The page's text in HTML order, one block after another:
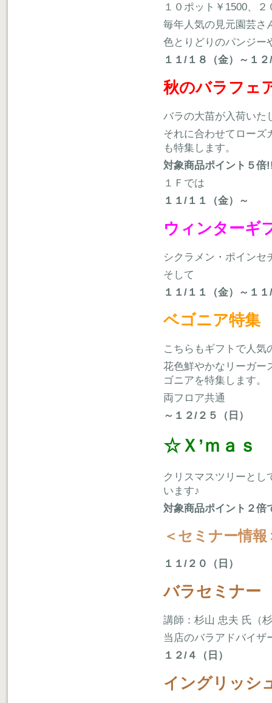
１０ポット￥1500、
毎年人気の見元園芸
色とりどりのパンジー
１１/１８（金）～１
秋のバラフェ
バラの大苗が入荷いた
それに合わせてローズ
も特集します。
対象商品ポイント５倍
１Ｆでは
１１/１１（金）～
ウィンターギ
シクラメン・ポインセ
そして
１１/１１（金）～１
ベゴニア特集
こちらもギフトで人気
花色鮮やかなリーガー
ゴニアを特集します。
両フロア共通
～１２/２５（日）
☆Ｘ’ｍａｓ
クリスマスツリーとし
います♪
対象商品ポイント２倍
＜セミナー情報
１１/２０（日）
バラセミナー
講師：杉山 忠夫 氏（
当店のバラアドバイザ
１２/４（日）
イングリッシ